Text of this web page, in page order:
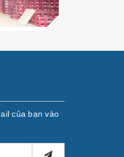
của bạn vào